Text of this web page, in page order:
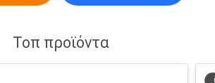
Τοπ προϊόντα